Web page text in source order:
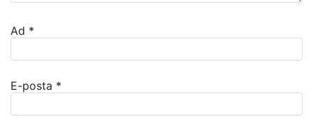
Ad *
E-posta *